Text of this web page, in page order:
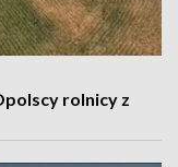
rolnicy z